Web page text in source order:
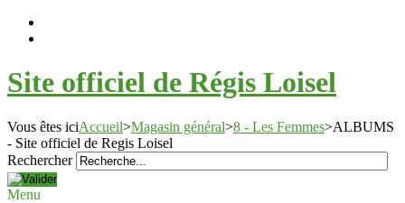
Site officiel de Régis Loisel
Vous êtes iciAccueil>Magasin général>8 - Les Femmes>ALBUMS
- Site officiel de Regis Loisel
Rechercher
Menu